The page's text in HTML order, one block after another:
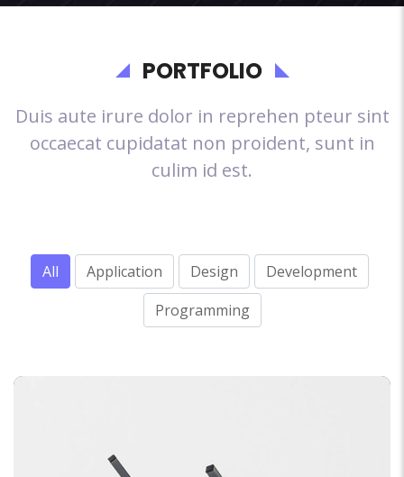
PORTFOLIO
Duis aute irure dolor in reprehen pteur sint
occaecat cupidatat non proident, sunt in
culim id est.
All Application Design
Development
Programming